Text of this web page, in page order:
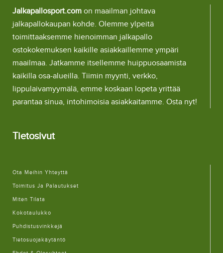
Jalkapallosport.com on maailman johtava
jalkapallokaupan kohde. Olemme ylpeitä
toimittaaksemme hienoimman jalkapallo
ostokokemuksen kaikille asiakkaillemme ympäri
maailmaa. Jatkamme itsellemme huippuosaamista
kaikilla osa-alueilla. Tiimin myynti, verkko,
lippulaivamyymälä, emme koskaan lopeta yrittää
parantaa sinua, intohimoisia asiakkaitamme. Osta nyt!
Tietosivut
Ota Meihin Yhteyttä
Toimitus Ja Palautukset
Miten Tilata
Kokotaulukko
Puhdistusvinkkejä
Tietosuojakäytäntö